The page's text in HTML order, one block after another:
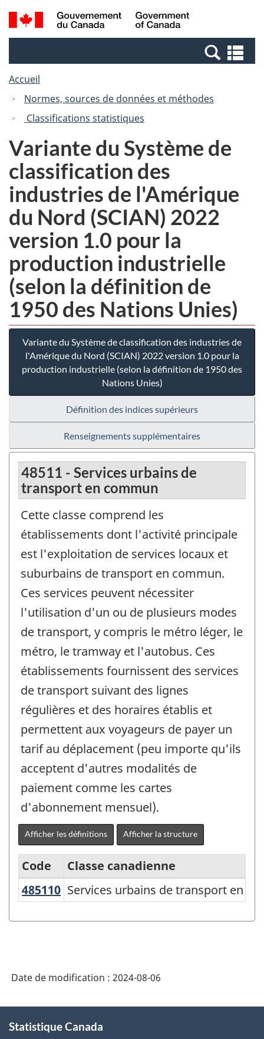
Passer
au
Passer
à
Canada
Recherche
et
et
Accueil
Normes, sources de données et méthodes
Classifications statistiques
Variante du Système de
classification des
industries de l'Amérique
du Nord (SCIAN) 2022
version 1.0 pour la
production industrielle
(selon la définition de
1950 des Nations Unies)
Variante du Système de classification des industries de
l'Amérique du Nord (SCIAN) 2022 version 1.0 pour la
production industrielle (selon la définition de 1950 des
Nations Unies)
Définition des indices supérieurs
Renseignements supplémentaires
48511 - Services urbains de
transport en commun
Cette classe comprend les
établissements dont l'activité principale
est l'exploitation de services locaux et
suburbains de transport en commun.
Ces services peuvent nécessiter
l'utilisation d'un ou de plusieurs modes
de transport, y compris le métro léger, le
métro, le tramway et l'autobus. Ces
établissements fournissent des services
de transport suivant des lignes
régulières et des horaires établis et
permettent aux voyageurs de payer un
tarif au déplacement (peu importe qu'ils
acceptent d'autres modalités de
paiement comme les cartes
d'abonnement mensuel).
Afficher les définitions Afficher la structure
Variante
classification
industries
de
Code
Classe canadienne
485110 Services urbains de transport en
Services urbains de transport en
Date de modification : 2024-08-06
propos
Statistique Canada